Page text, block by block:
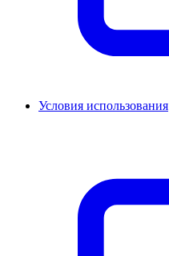
Условия использования